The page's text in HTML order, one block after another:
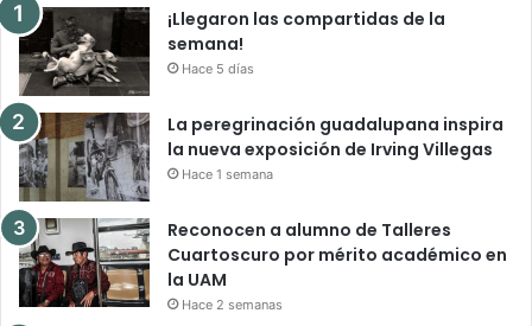
¡Llegaron las compartidas de la
semana!
Hace 5 días
La peregrinación guadalupana inspira
la nueva exposición de Irving Villegas
Hace 1 semana
Reconocen a alumno de Talleres
Cuartoscuro por mérito académico en
la UAM
Hace 2 semanas